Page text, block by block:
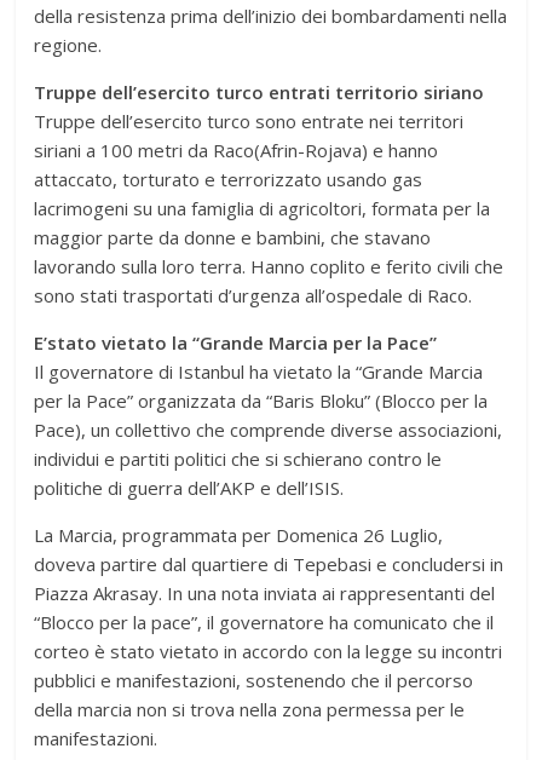
della resistenza prima dell’inizio dei bombardamenti nella
regione.
Truppe dell’esercito turco entrati territorio siriano
Truppe dell’esercito turco sono entrate nei territori
siriani a 100 metri da Raco(Afrin-Rojava) e hanno
attaccato, torturato e terrorizzato usando gas
lacrimogeni su una famiglia di agricoltori, formata per la
maggior parte da donne e bambini, che stavano
lavorando sulla loro terra. Hanno coplito e ferito civili che
sono stati trasportati d’urgenza all’ospedale di Raco.
E’stato vietato la “Grande Marcia per la Pace”
Il governatore di Istanbul ha vietato la “Grande Marcia
per la Pace” organizzata da “Baris Bloku” (Blocco per la
Pace), un collettivo che comprende diverse associazioni,
individui e partiti politici che si schierano contro le
politiche di guerra dell’AKP e dell’ISIS.
La Marcia, programmata per Domenica 26 Luglio,
doveva partire dal quartiere di Tepebasi e concludersi in
Piazza Akrasay. In una nota inviata ai rappresentanti del
“Blocco per la pace”, il governatore ha comunicato che il
corteo è stato vietato in accordo con la legge su incontri
pubblici e manifestazioni, sostenendo che il percorso
della marcia non si trova nella zona permessa per le
manifestazioni.